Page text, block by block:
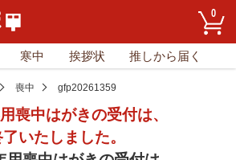
0
寒中 挨拶状 推しから届く
喪中 gfp20261359
喪中はがきの受付は、
いたしました。